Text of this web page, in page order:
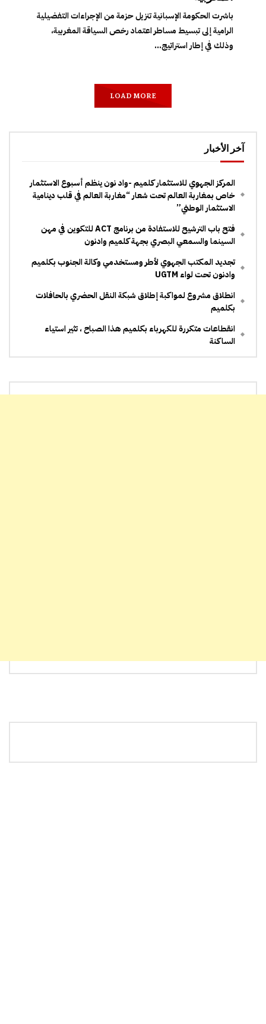
باشرت الحكومة الإسبانية تنزيل حزمة من الإجراءات التفضيلية
الرامية إلى تبسيط مساطر اعتماد رخص السياقة المغربية،
وذلك في إطار استراتيج...
LOAD MORE
آخر الأخبار
المركز الجهوي للاستثمار كلميم -واد نون ينظم أسبوع الاستثمار
خاص بمغاربة العالم تحت شعار “مغاربة العالم في قلب دينامية
الاستثمار الوطني”
فتح باب الترشيح للاستفادة من برنامج ACT للتكوين في مهن
السينما والسمعي البصري بجهة كلميم وادنون
تجديد المكتب الجهوي لأطر ومستخدمي وكالة الجنوب بكلميم
وادنون تحت لواء UGTM
انطلاق مشروع لمواكبة إطلاق شبكة النقل الحضري بالحافلات
بكلميم
انقطاعات متكررة للكهرباء بكلميم هذا الصباح ، تثير استياء
الساكنة